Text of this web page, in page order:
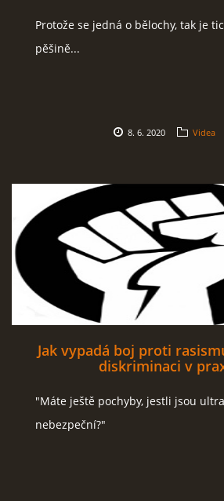
Protože se jedná o bělochy, tak je
pěšině...
8. 6. 2020 Videa
Jak vypadá boj proti
diskriminaci v
"Máte ještě pochyby, jestli jsou
nebezpeční?"